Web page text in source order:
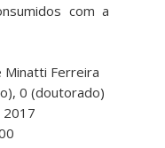
com a
Minatti Ferreira
0 (doutorado)
2017